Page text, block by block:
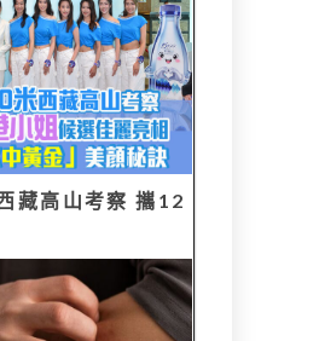
藏高山考察 攜12